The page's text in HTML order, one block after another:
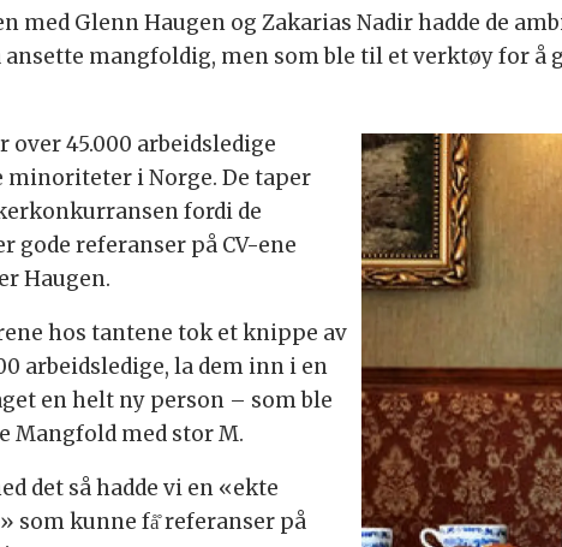
med Glenn Haugen og Zakarias Nadir hadde de
ansette mangfoldig, men som ble til et verktøy for
over 45.000 arbeidsledige
minoriteter i Norge. De taper
fordi de
gode referanser på CV-ene
Haugen.
hos tantene tok et knippe av
arbeidsledige, la dem inn i en
en helt ny person – som ble
Mangfold med stor M.
det så hadde vi en «ekte
som kunne få̊ referanser på